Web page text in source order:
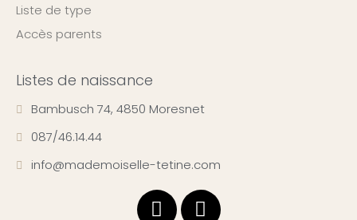
Liste de type
Accès parents
Listes de naissance
Bambusch 74, 4850 Moresnet
087/46.14.44
info@mademoiselle-tetine.com